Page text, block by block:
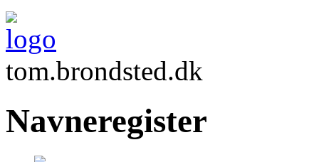
tom.brondsted.dk
Navneregister